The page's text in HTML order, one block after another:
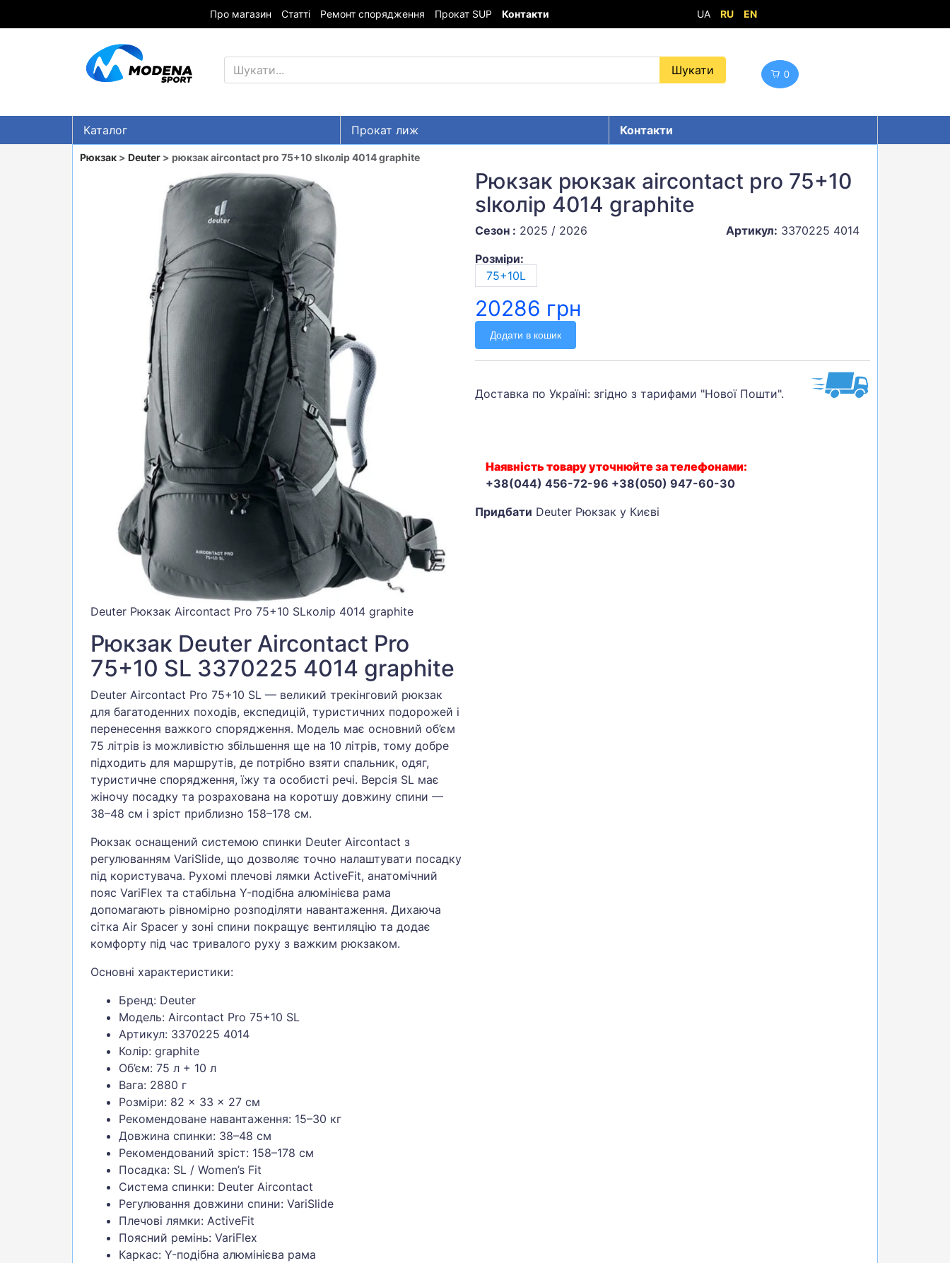
Про магазин Статті Ремонт спорядження Прокат SUP Контакти UA RU EN
0
Каталог Прокат лиж
Контакти
Знижки
СНОУБОРДИ
ШОЛОМИ, ЗАХИСТ, ОКУЛЯРИ
БІГ, ФІТНЕС, М'ЯЧІ
ВЕЛОСИПЕДИ
САМОКАТИ
ТЕНІС, БАДМІНТОН
ВОДНІ ВИДИ СПОРТУ
Рюкзак > Deuter > рюкзак aircontact pro 75+10 slколір 4014 graphite
Deuter Рюкзак Aircontact Pro 75+10 SLколір 4014 graphite
Рюкзак Deuter Aircontact Pro
75+10 SL 3370225 4014 graphite
Deuter Aircontact Pro 75+10 SL — великий трекінговий рюкзак
для багатоденних походів, експедицій, туристичних подорожей і
перенесення важкого спорядження. Модель має основний об’єм
75 літрів із можливістю збільшення ще на 10 літрів, тому добре
підходить для маршрутів, де потрібно взяти спальник, одяг,
туристичне спорядження, їжу та особисті речі. Версія SL має
жіночу посадку та розрахована на коротшу довжину спини —
38–48 см і зріст приблизно 158–178 см.
Рюкзак оснащений системою спинки Deuter Aircontact з
регулюванням VariSlide, що дозволяє точно налаштувати посадку
під користувача. Рухомі плечові лямки ActiveFit, анатомічний
пояс VariFlex та стабільна Y-подібна алюмінієва рама
допомагають рівномірно розподіляти навантаження. Дихаюча
сітка Air Spacer у зоні спини покращує вентиляцію та додає
комфорту під час тривалого руху з важким рюкзаком.
Основні характеристики:
Бренд: Deuter
Модель: Aircontact Pro 75+10 SL
Артикул: 3370225 4014
Колір: graphite
Об’єм: 75 л + 10 л
Вага: 2880 г
Розміри: 82 × 33 × 27 см
Рекомендоване навантаження: 15–30 кг
Довжина спинки: 38–48 см
Рекомендований зріст: 158–178 см
Посадка: SL / Women’s Fit
Система спинки: Deuter Aircontact
Регулювання довжини спини: VariSlide
Плечові лямки: ActiveFit
Поясний ремінь: VariFlex
Каркас: Y-подібна алюмінієва рама
Рюкзак рюкзак aircontact pro 75+10
slколір 4014 graphite
Сезон : 2025 / 2026 Артикул: 3370225 4014
Розміри:
75+10L
20286 грн
Додати в кошик
Доставка по Україні: згідно з тарифами "Нової Пошти".
Наявність товару уточнюйте за телефонами:
+38(044) 456-72-96 +38(050) 947-60-30
Придбати Deuter Рюкзак у Києві